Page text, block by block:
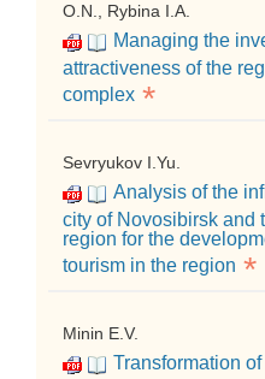
O.N., Rybina I.A.
Managing the
attractiveness of the
complex *
Sevryukov I.Yu.
Analysis of the
city of Novosibirsk and
region for the
tourism in the region *
Minin E.V.
Transformation